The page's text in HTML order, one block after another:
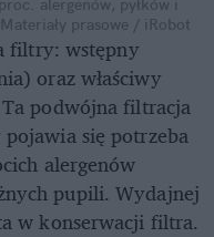
alergenów, pyłków i
Materiały prasowe / iRobot
filtry: wstępny
oraz właściwy
podwójna filtracja
się potrzeba
alergenów
pupili. Wydajnej
w konserwacji filtra.